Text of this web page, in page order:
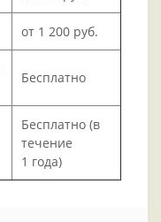
от 1 200 руб.
Бесплатно
Бесплатно (в
течение
1 года)